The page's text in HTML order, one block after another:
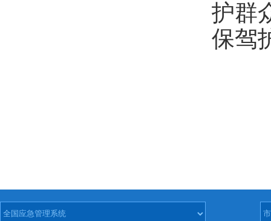
护群
保驾